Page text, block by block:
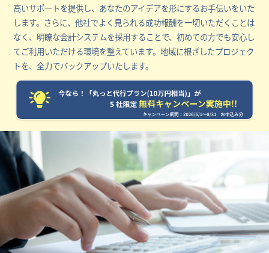
高いサポートを提供し、あなたのアイデアを形にするお手伝いをいた
します。さらに、他社でよく見られる成功報酬を一切いただくことは
なく、明瞭な会計システムを採用することで、初めての方でも安心し
てご利用いただける環境を整えています。地域に根ざしたプロジェク
トを、全力でバックアップいたします。